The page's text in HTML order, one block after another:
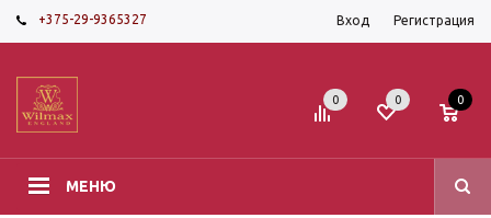
+375-29-9365327 Вход Регистрация
МЕНЮ
0 0 0